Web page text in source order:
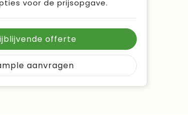
voor de prijsopgave.
offerte
aanvragen